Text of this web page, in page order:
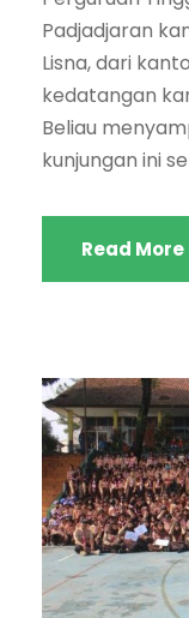
Padjadjaran
Lisna, dari
kedatangan
Beliau
kunjungan ini
Read More